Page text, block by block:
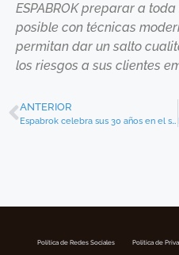
ESPABROK preparar a
posible con técnicas
permitan dar un salto
los riesgos a sus clientes
ANTERIOR
Espabrok celebra sus 30 años en el sector junto a directivos de entidades aseguradoras
Política de Redes Sociales Politica de